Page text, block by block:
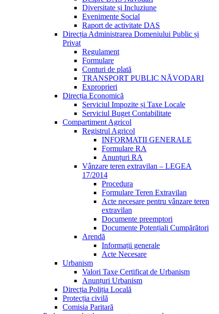
Diversitate și Incluziune
Evenimente Social
Raport de activitate DAS
Direcția Administrarea Domeniului Public și
Privat
Regulament
Formulare
Conturi de plată
TRANSPORT PUBLIC NĂVODARI
Exproprieri
Direcția Economică
Serviciul Impozite și Taxe Locale
Serviciul Buget Contabilitate
Compartiment Agricol
Registrul Agricol
INFORMATII GENERALE
Formulare RA
Anunțuri RA
Vânzare teren extravilan – LEGEA
17/2014
Procedura
Formulare Teren Extravilan
Acte necesare pentru vânzare teren
extravilan
Documente preemptori
Documente Potențiali Cumpărători
Arendă
Informații generale
Acte Necesare
Urbanism
Valori Taxe Certificat de Urbanism
Anunțuri Urbanism
Direcția Poliția Locală
Protecția civilă
Comisia Paritară